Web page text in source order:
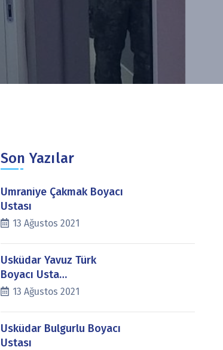
Son Yazılar
Ümraniye Çakmak Boyacı
Ustası
13 Ağustos 2021
Üsküdar Yavuz Türk
Boyacı Usta…
13 Ağustos 2021
Üsküdar Bulgurlu Boyacı
Ustası